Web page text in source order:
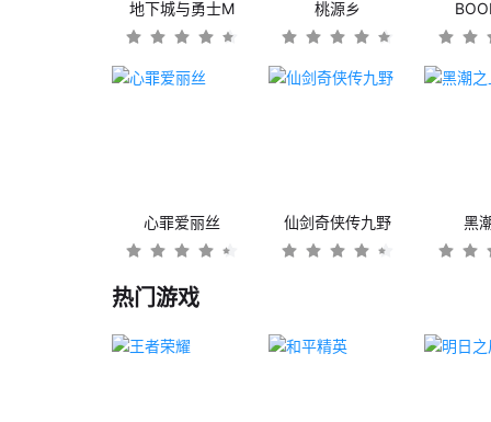
地下城与勇士M 桃源乡
心罪爱丽丝 仙剑奇侠传九野 黑
热门游戏